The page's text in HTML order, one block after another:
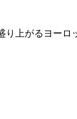
上がるヨー